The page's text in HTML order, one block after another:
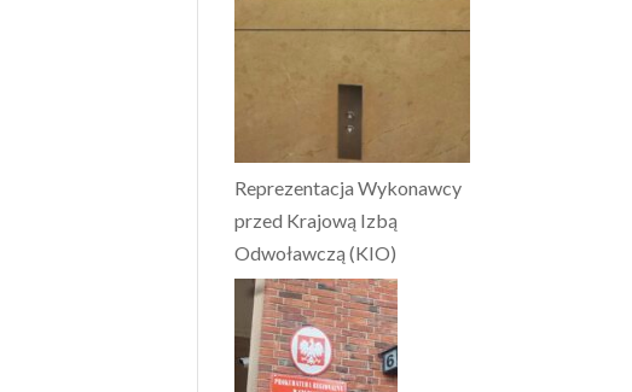
Reprezentacja Wykonawcy
przed Krajową Izbą
Odwoławczą (KIO)